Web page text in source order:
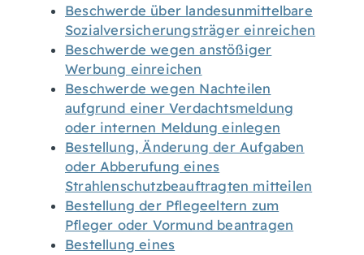
Beschwerde über landesunmittelbare
Sozialversicherungsträger einreichen
Beschwerde wegen anstößiger
Werbung einreichen
Beschwerde wegen Nachteilen
aufgrund einer Verdachtsmeldung
oder internen Meldung einlegen
Bestellung, Änderung der Aufgaben
oder Abberufung eines
Strahlenschutzbeauftragten mitteilen
Bestellung der Pflegeeltern zum
Pfleger oder Vormund beantragen
Bestellung eines